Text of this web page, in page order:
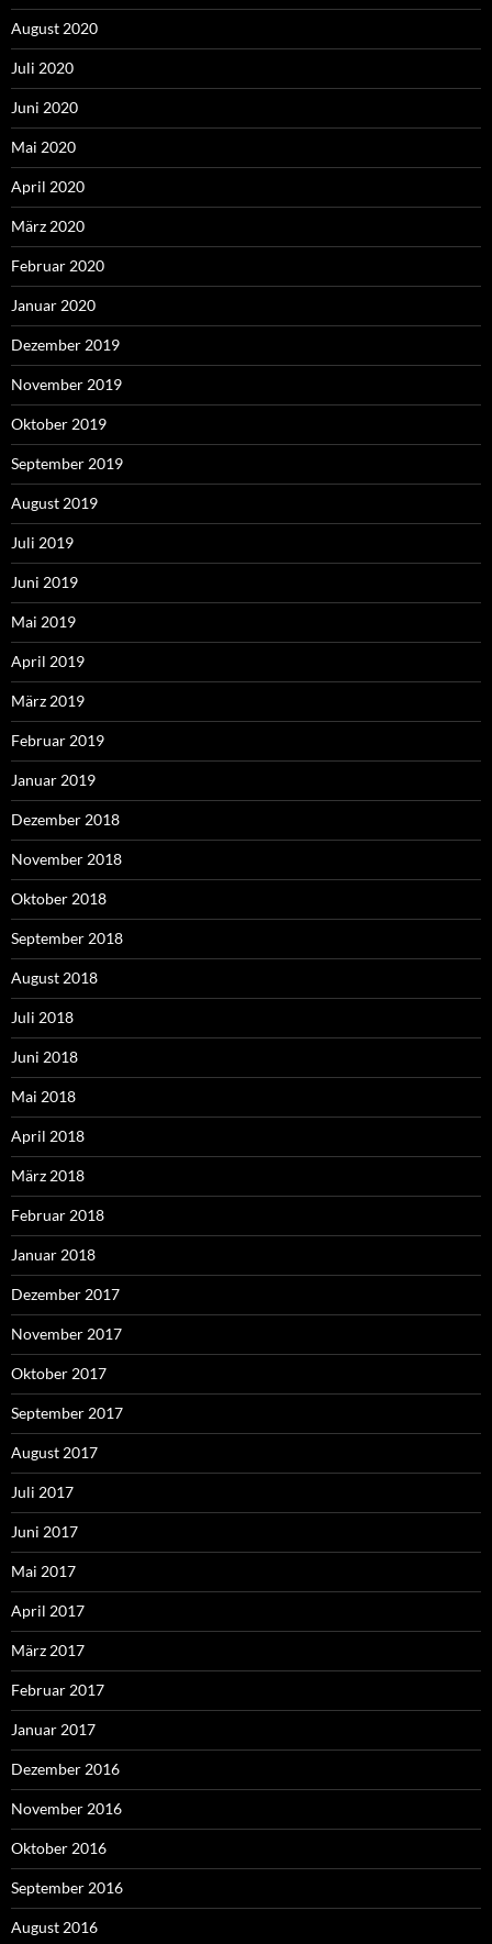
August 2020
Juli 2020
Juni 2020
Mai 2020
April 2020
März 2020
Februar 2020
Januar 2020
Dezember 2019
November 2019
Oktober 2019
September 2019
August 2019
Juli 2019
Juni 2019
Mai 2019
April 2019
März 2019
Februar 2019
Januar 2019
Dezember 2018
November 2018
Oktober 2018
September 2018
August 2018
Juli 2018
Juni 2018
Mai 2018
April 2018
März 2018
Februar 2018
Januar 2018
Dezember 2017
November 2017
Oktober 2017
September 2017
August 2017
Juli 2017
Juni 2017
Mai 2017
April 2017
März 2017
Februar 2017
Januar 2017
Dezember 2016
November 2016
Oktober 2016
September 2016
August 2016